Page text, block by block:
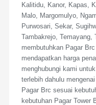
Kalitidu, Kanor, Kapas,
Malo, Margomulyo,
Purwosari, Sekar,
Tambakrejo,
membutuhkan Pagar
mendapatkan harga
menghubungi kami
terlebih dahulu
Pagar Brc sesuai
kebutuhan Pagar Tower